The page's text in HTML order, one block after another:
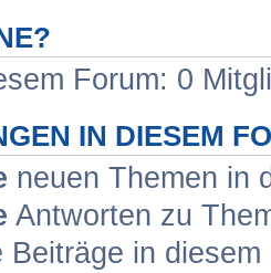
Forum: 0
IN DIESEM
neuen Themen in
Antworten zu
Beiträge in